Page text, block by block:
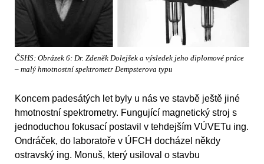
ČSHS: Obrázek 6: Dr. Zdeněk Dolejšek a výsledek jeho diplomové práce
– malý hmotnostní spektrometr Dempsterova typu
Koncem padesátých let byly u nás ve stavbě ještě jiné
hmotnostní spektrometry. Fungující magnetický stroj s
jednoduchou fokusací postavil v tehdejším VÚVETu ing.
Ondráček, do laboratoře v ÚFCH docházel někdy
ostravský ing. Monuš, který usiloval o stavbu